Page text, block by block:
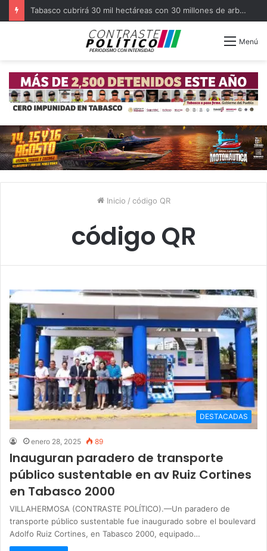
Tabasco cubrirá 30 mil hectáreas con 30 millones de arboles en el sexenio
Menú
Inicio / código QR
código QR
DESTACADAS
enero 28, 2025 89
Inauguran paradero de transporte
público sustentable en av Ruiz Cortines
en Tabasco 2000
VILLAHERMOSA (CONTRASTE POLÍTICO).—Un paradero de
transporte público sustentable fue inaugurado sobre el boulevard
Adolfo Ruiz Cortines, en Tabasco 2000, equipado…